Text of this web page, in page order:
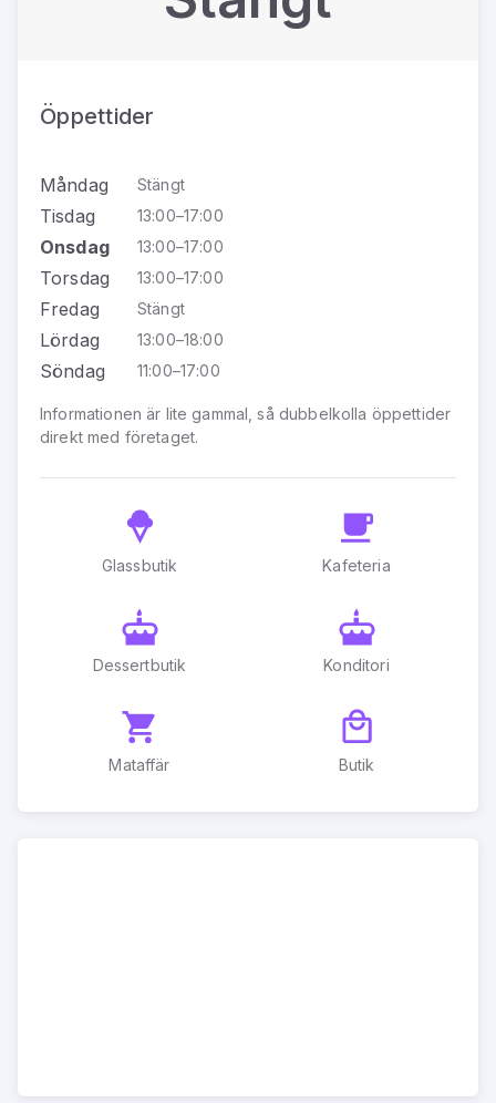
Öppettider
Måndag Stängt
Tisdag 13:00–17:00
Onsdag 13:00–17:00
Torsdag 13:00–17:00
Fredag Stängt
Lördag 13:00–18:00
Söndag 11:00–17:00
Informationen är lite gammal, så dubbelkolla öppettider
direkt med företaget.
Glassbutik Kafeteria
Dessertbutik Konditori
Mataffär Butik